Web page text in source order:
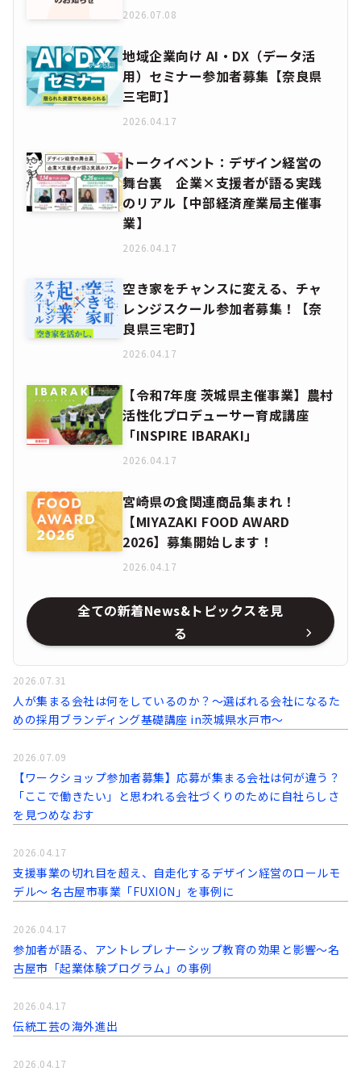
2026.07.08
地域企業向け AI・DX（データ活
用）セミナー参加者募集【奈良県
三宅町】
2026.04.17
トークイベント：デザイン経営の
舞台裏 企業×支援者が語る実践
のリアル【中部経済産業局主催事
業】
2026.04.17
空き家をチャンスに変える、チャ
レンジスクール参加者募集！【奈
良県三宅町】
2026.04.17
【令和7年度 茨城県主催事業】農村
活性化プロデューサー育成講座
「INSPIRE IBARAKI」
2026.04.17
宮崎県の食関連商品集まれ！
【MIYAZAKI FOOD AWARD
2026】募集開始します！
2026.04.17
全ての新着News&トピックスを見
る
人が集まる会社は何をしているのか？～選ばれる会社になるた
めの採用ブランディング基礎講座 in茨城県水戸市～
2026.07.31
【ワークショップ参加者募集】応募が集まる会社は何が違う？
「ここで働きたい」と思われる会社づくりのために自社らしさ
を見つめなおす
2026.07.09
支援事業の切れ目を超え、自走化するデザイン経営のロールモ
デル〜 名古屋市事業「FUXION」を事例に
2026.04.17
参加者が語る、アントレプレナーシップ教育の効果と影響～名
古屋市「起業体験プログラム」の事例
2026.04.17
伝統工芸の海外進出
2026.04.17
2026.04.17